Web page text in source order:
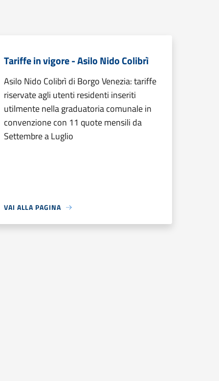
Tariffe in vigore - Asilo Nido Colibrì
Asilo Nido Colibrì di Borgo Venezia: tariffe
riservate agli utenti residenti inseriti
utilmente nella graduatoria comunale in
convenzione con 11 quote mensili da
Settembre a Luglio
VAI ALLA PAGINA